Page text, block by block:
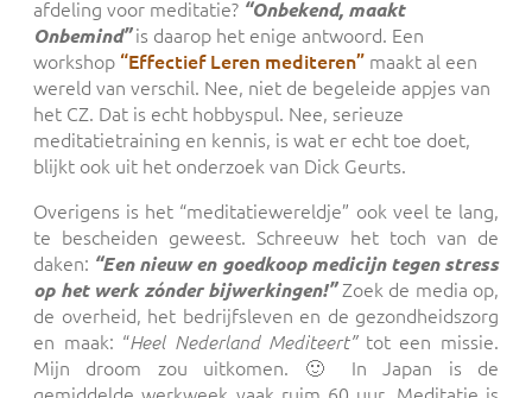
afdeling voor meditatie? “Onbekend, maakt
Onbemind” is daarop het enige antwoord. Een
workshop “Effectief Leren mediteren” maakt al een
wereld van verschil. Nee, niet de begeleide appjes van
het CZ. Dat is echt hobbyspul. Nee, serieuze
meditatietraining en kennis, is wat er echt toe doet,
blijkt ook uit het onderzoek van Dick Geurts.
Overigens is het “meditatiewereldje” ook veel te lang,
te bescheiden geweest. Schreeuw het toch van de
daken: “Een nieuw en goedkoop medicijn tegen stress
op het werk zónder bijwerkingen!” Zoek de media op,
de overheid, het bedrijfsleven en de gezondheidszorg
en maak: “Heel Nederland Mediteert”tot een missie.
Mijn droom zou uitkomen. 🙂 In Japan is de